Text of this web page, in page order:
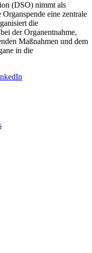
(DSO) nimmt als
eine zentrale
die
der Organentnahme,
Maßnahmen und dem
in die